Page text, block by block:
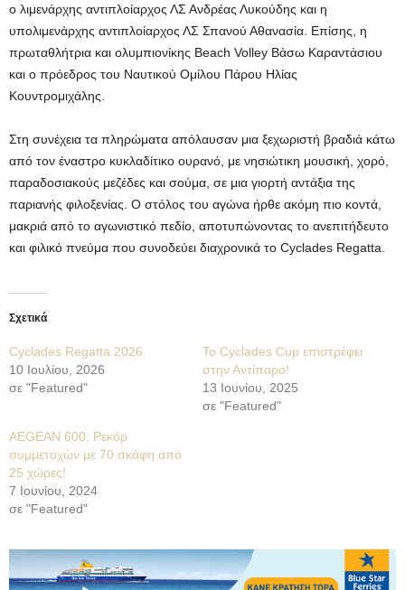
ο λιμενάρχης αντιπλοίαρχος ΛΣ Ανδρέας Λυκούδης και η
υπολιμενάρχης αντιπλοίαρχος ΛΣ Σπανού Αθανασία. Επίσης, η
πρωταθλήτρια και ολυμπιονίκης Beach Volley Βάσω Καραντάσιου
και ο πρόεδρος του Ναυτικού Ομίλου Πάρου Ηλίας
Κουντρομιχάλης.
Στη συνέχεια τα πληρώματα απόλαυσαν μια ξεχωριστή βραδιά κάτω
από τον έναστρο κυκλαδίτικο ουρανό, με νησιώτικη μουσική, χορό,
παραδοσιακούς μεζέδες και σούμα, σε μια γιορτή αντάξια της
παριανής φιλοξενίας. Ο στόλος του αγώνα ήρθε ακόμη πιο κοντά,
μακριά από το αγωνιστικό πεδίο, αποτυπώνοντας το ανεπιτήδευτο
και φιλικό πνεύμα που συνοδεύει διαχρονικά το Cyclades Regatta.
Σχετικά
Cyclades Regatta 2026
10 Ιουλίου, 2026
σε "Featured"
Το Cyclades Cup επιστρέφει
στην Αντίπαρο!
13 Ιουνίου, 2025
σε "Featured"
AEGEAN 600: Ρεκόρ
συμμετοχών με 70 σκάφη από
25 χώρες!
7 Ιουνίου, 2024
σε "Featured"